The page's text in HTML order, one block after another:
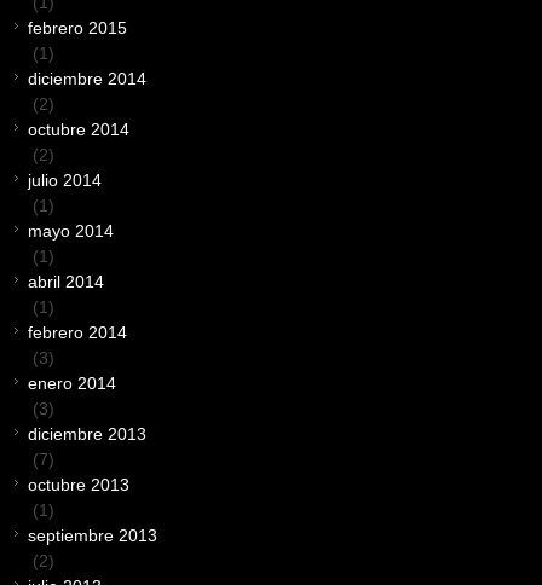
febrero 2015
(1)
diciembre 2014
(2)
octubre 2014
(2)
julio 2014
(1)
mayo 2014
(1)
abril 2014
(1)
febrero 2014
(3)
enero 2014
(3)
diciembre 2013
(7)
octubre 2013
(1)
septiembre 2013
(2)